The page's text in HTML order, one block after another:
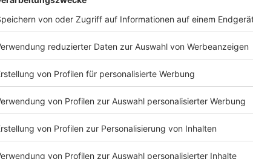
Ausnahmen. Vom Fahrverbot ausgenommen sind
der Stadt Salzburg, Salzburg-Umgebung, Hallein und dem
Ebenfalls ausgenommen sind den Angaben zufolge
im Zusammenhang mit Berufsausübung, Wirtschaft,
Versorgung oder Hotelbuchungen.
- sofern sie sich bewährt - möglicherweise verlängert,